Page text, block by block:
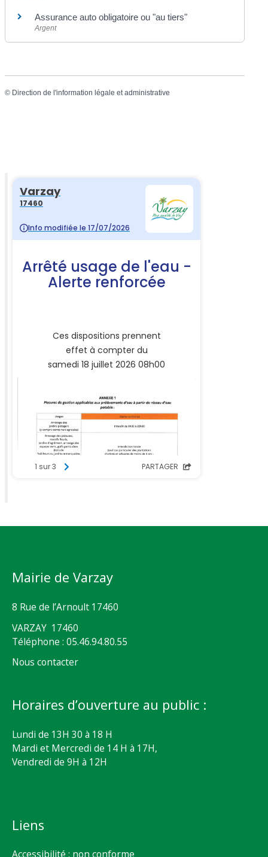
Assurance auto obligatoire ou "au tiers"
Argent
© Direction de l'information légale et administrative
Mairie de Varzay
8 Rue de l’Arnoult 17460
VARZAY 17460
Téléphone : 05.46.94.80.55
Nous contacter
Horaires d’ouverture au public :
Lundi de 13H 30 à 18 H
Mardi et Mercredi de 14 H à 17H,
Vendredi de 9H à 12H
Liens
Accessibilité : non conforme